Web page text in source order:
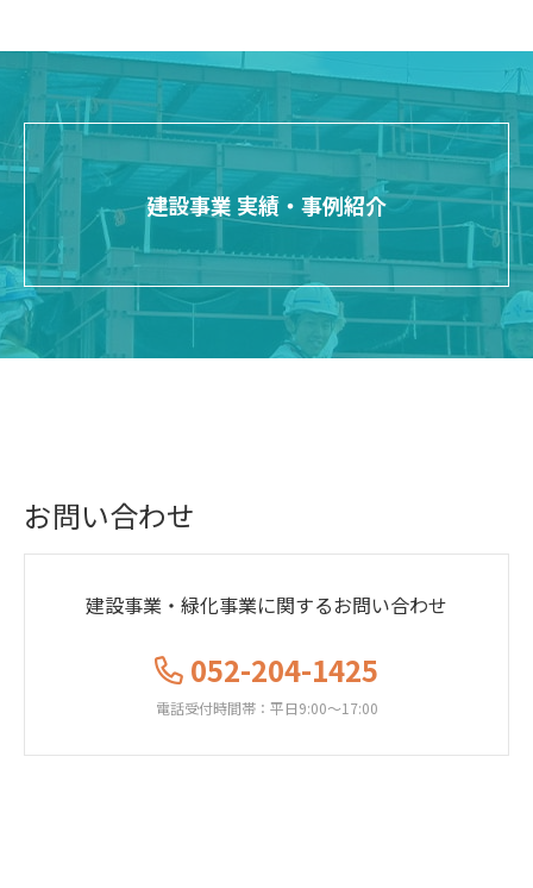
建設事業 実績・事例紹介
お問い合わせ
建設事業・緑化事業に関するお問い合わせ
052-204-1425
電話受付時間帯：平日9:00～17:00